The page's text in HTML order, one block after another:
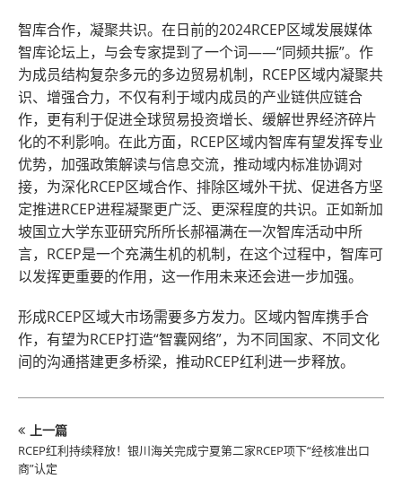
智库合作，凝聚共识。在日前的2024RCEP区域发展媒体
智库论坛上，与会专家提到了一个词——“同频共振”。作
为成员结构复杂多元的多边贸易机制，RCEP区域内凝聚共
识、增强合力，不仅有利于域内成员的产业链供应链合
作，更有利于促进全球贸易投资增长、缓解世界经济碎片
化的不利影响。在此方面，RCEP区域内智库有望发挥专业
优势，加强政策解读与信息交流，推动域内标准协调对
接，为深化RCEP区域合作、排除区域外干扰、促进各方坚
定推进RCEP进程凝聚更广泛、更深程度的共识。正如新加
坡国立大学东亚研究所所长郝福满在一次智库活动中所
言，RCEP是一个充满生机的机制，在这个过程中，智库可
以发挥更重要的作用，这一作用未来还会进一步加强。
形成RCEP区域大市场需要多方发力。区域内智库携手合
作，有望为RCEP打造“智囊网络”，为不同国家、不同文化
间的沟通搭建更多桥梁，推动RCEP红利进一步释放。
上一篇
RCEP红利持续释放！银川海关完成宁夏第二家RCEP项下“经核准出口
商”认定